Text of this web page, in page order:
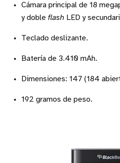
Cámara principal de 18
y doble flash LED y
Teclado deslizante.
Batería de 3.410 mAh.
Dimensiones: 147 (184
192 gramos de peso.